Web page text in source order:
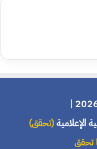
الإعلامية(تحقق)
تحقق